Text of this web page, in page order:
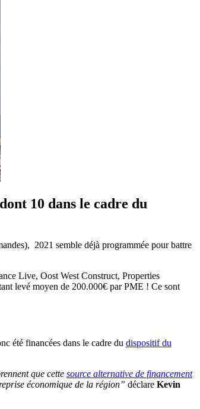
10 dans le cadre du
2021 semble déjà programmée pour battre
Live, Oost West Construct, Properties
levé moyen de 200.000€ par PME ! Ce sont
été financées dans le cadre du dispositif du
que cette source alternative de financement
économique de la région” déclare Kevin